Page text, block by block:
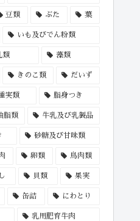
豆類 ぶた 葉
いも及びでん粉類
類 藻類
きのこ類 だいず
実類 脂身つき
脂類 牛乳及び乳製品
砂糖及び甘味類
卵類 鳥肉類
貝類 果実
缶詰 にわとり
乳用肥育牛肉